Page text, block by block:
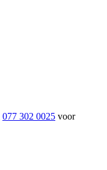
077 302 0025 voor